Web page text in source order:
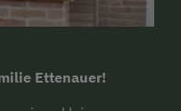
Ettenauer!